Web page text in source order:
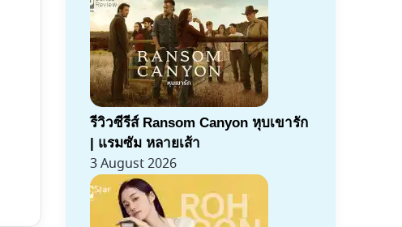
รีวิวซีรีส์ Ransom Canyon หุบเขารัก
| แรมซัม หลายเส้า
3 August 2026